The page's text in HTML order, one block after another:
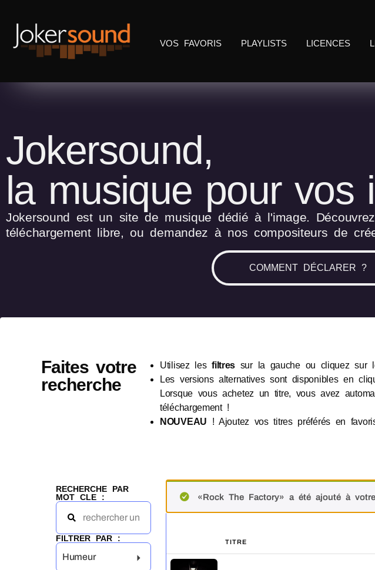
VOS FAVORIS PLAYLISTS LICENCES
Jokersound,
la musique pour vos
Jokersound est un site de musique dédié à l'image.
téléchargement libre, ou demandez à nos compositeurs de
COMMENT DÉCLARER ?
Faites votre
recherche
Utilisez lesfiltres sur la gauche ou cliquez sur
Les versions alternatives sont disponibles en
Lorsque vous achetez un titre, vous avez
téléchargement !
NOUVEAU ! Ajoutez vos titres préférés en
RECHERCHE PAR
MOT CLE :
FILTRER PAR :
Humeur
«Rock The Factory» a été ajouté à
TITRE